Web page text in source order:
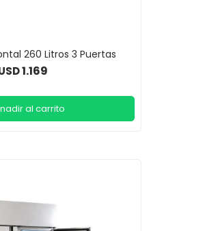
260 Litros 3 Puertas
1.169